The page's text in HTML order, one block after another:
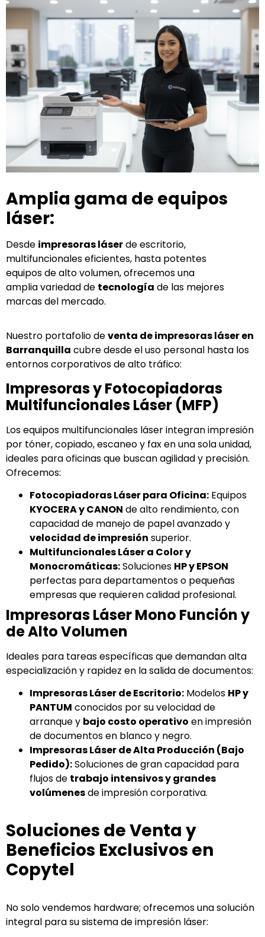
Amplia gama de equipos
láser:
Desde impresoras láserde escritorio,
multifuncionales eficientes, hasta potentes
equipos de alto volumen, ofrecemos una
amplia variedad de tecnología de las mejores
marcas del mercado.
Nuestro portafolio deventa de impresoras láser en
Barranquilla cubre desde el uso personal hasta los
entornos corporativos de alto tráfico:
Impresoras y Fotocopiadoras
Multifuncionales Láser (MFP)
Los equipos multifuncionales láser integran impresión
por tóner, copiado, escaneo y fax en una sola unidad,
ideales para oficinas que buscan agilidad y precisión.
Ofrecemos:
Fotocopiadoras Láser para Oficina: Equipos
KYOCERA y CANON de alto rendimiento, con
capacidad de manejo de papel avanzado y
velocidad de impresión superior.
Multifuncionales Láser a Color y
Monocromáticas:Soluciones HP y EPSON
perfectas para departamentos o pequeñas
empresas que requieren calidad profesional.
Impresoras Láser Mono Función y
de Alto Volumen
Ideales para tareas específicas que demandan alta
especialización y rapidez en la salida de documentos:
Impresoras Láser de Escritorio: Modelos HP y
PANTUM conocidos por su velocidad de
arranque y bajo costo operativo en impresión
de documentos en blanco y negro.
Impresoras Láser de Alta Producción (Bajo
Pedido):Soluciones de gran capacidad para
flujos de trabajo intensivos y grandes
volúmenesde impresión corporativa.
Soluciones de Venta y
Beneficios Exclusivos en
Copytel
No solo vendemos hardware; ofrecemos una solución
integral para su sistema de impresión láser: